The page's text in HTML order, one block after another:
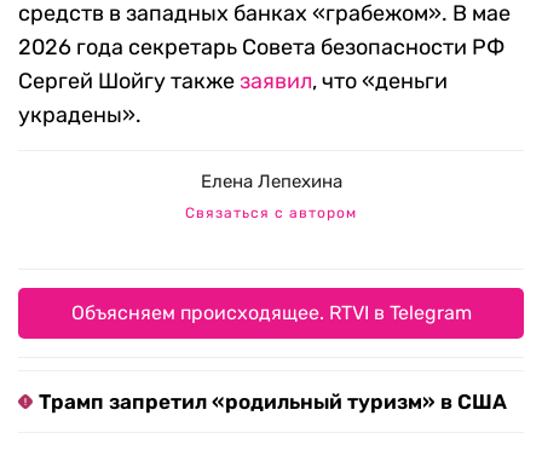
средств в западных банках «грабежом». В мае
2026 года секретарь Совета безопасности РФ
Сергей Шойгу такжезаявил, что «деньги
украдены».
Елена Лепехина
Связаться с автором
Объясняем происходящее. RTVI в Telegram
Трамп запретил «родильный туризм» в США